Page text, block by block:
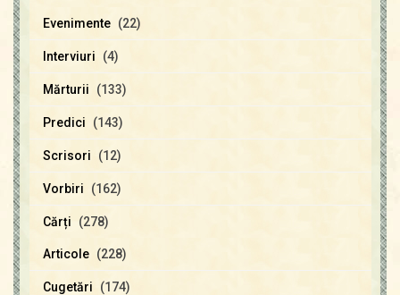
Evenimente (22)
Interviuri (4)
Mărturii (133)
Predici (143)
Scrisori (12)
Vorbiri (162)
Cărți (278)
Articole (228)
Cugetări (174)